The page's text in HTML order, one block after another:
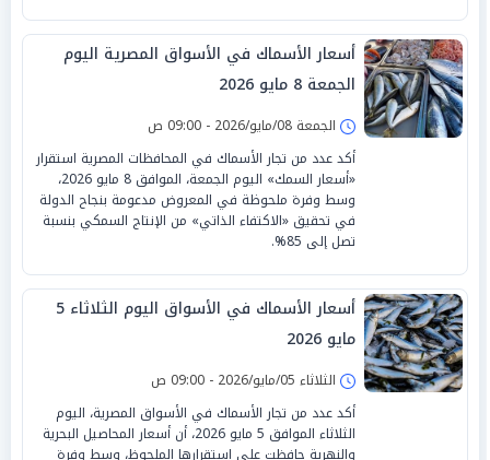
أسعار الأسماك في الأسواق المصرية اليوم
الجمعة 8 مايو 2026
الجمعة 08/مايو/2026 - 09:00 ص
أكد عدد من تجار الأسماك في المحافظات المصرية استقرار
«أسعار السمك» اليوم الجمعة، الموافق 8 مايو 2026،
وسط وفرة ملحوظة في المعروض مدعومة بنجاح الدولة
في تحقيق «الاكتفاء الذاتي» من الإنتاج السمكي بنسبة
تصل إلى 85%.
أسعار الأسماك في الأسواق اليوم الثلاثاء 5
مايو 2026
الثلاثاء 05/مايو/2026 - 09:00 ص
أكد عدد من تجار الأسماك في الأسواق المصرية، اليوم
الثلاثاء الموافق 5 مايو 2026، أن أسعار المحاصيل البحرية
والنهرية حافظت على استقرارها الملحوظ، وسط وفرة